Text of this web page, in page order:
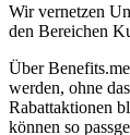
Wir vernetzen
den Bereichen
Über
werden, ohne
Rabattaktionen
können so